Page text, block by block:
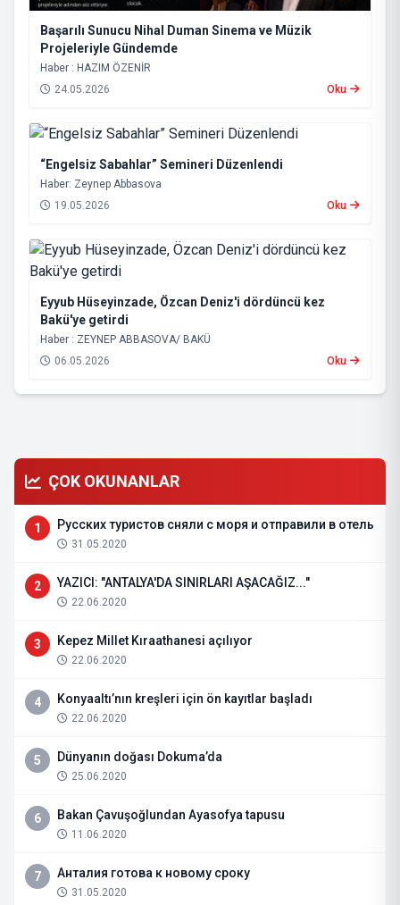
Başarılı Sunucu Nihal Duman Sinema ve Müzik
Projeleriyle Gündemde
Haber : HAZIM ÖZENİR
24.05.2026
Oku
“Engelsiz Sabahlar” Semineri Düzenlendi
Haber: Zeynep Abbasova
19.05.2026
Oku
Eyyub Hüseyinzade, Özcan Deniz'i dördüncü kez
Bakü'ye getirdi
Haber : ZEYNEP ABBASOVA/ BAKÜ
06.05.2026
Oku
ÇOK OKUNANLAR
1 Русских туристов сняли с моря и отправили в отель
31.05.2020
2 YAZICI: "ANTALYA'DA SINIRLARI AŞACAĞIZ..."
22.06.2020
3 Kepez Millet Kıraathanesi açılıyor
22.06.2020
4 Konyaaltı’nın kreşleri için ön kayıtlar başladı
22.06.2020
5 Dünyanın doğası Dokuma’da
25.06.2020
6 Bakan Çavuşoğlundan Ayasofya tapusu
11.06.2020
7 Анталия готова к новому сроку
31.05.2020